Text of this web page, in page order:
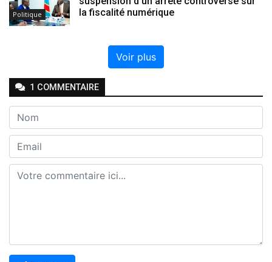
Politique
la fiscalité numérique
Voir plus
1 COMMENTAIRE